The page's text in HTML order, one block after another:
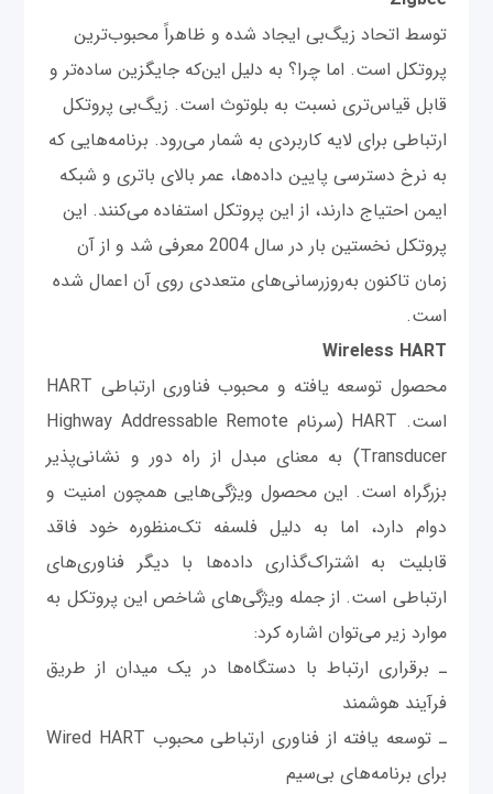
توسط اتحاد زیگ‌بی ایجاد شده و ظاهراً محبوب‌ترین
پروتکل است. اما چرا؟ به دلیل این‌که جایگزین ساده‌تر و
قابل قیاس‌تری نسبت به بلوتوث است. زیگ‌بی پروتکل
ارتباطی برای لایه کاربردی به شمار می‌رود. برنامه‌هایی که
به نرخ دسترسی پایین داده‌ها، عمر بالای باتری و شبکه
ایمن احتیاج دارند، از این پروتکل استفاده می‌کنند. این
پروتکل نخستین بار در سال 2004 معرفی شد و از آن
زمان تاکنون به‌روزرسانی‌های متعددی روی آن اعمال شده
است.
Wireless HART
محصول توسعه یافته و محبوب فناوری ارتباطی HART
است. HART (سرنام Highway Addressable Remote
Transducer) به معنای مبدل از راه دور و نشانی‌پذیر
بزرگراه است. این محصول ویژگی‌هایی همچون امنیت و
دوام دارد، اما به دلیل فلسفه تک‌منظوره خود فاقد
قابلیت به اشتراک‌گذاری داده‌ها با دیگر فناوری‌های
ارتباطی است. از جمله ویژگی‌های شاخص این پروتکل به
موارد زیر می‌توان اشاره کرد:
ـ برقراری ارتباط با دستگاه‌ها در یک میدان از طریق
فرآیند هوشمند
ـ توسعه یافته از فناوری ارتباطی محبوب Wired HART
برای برنامه‌های بی‌سیم